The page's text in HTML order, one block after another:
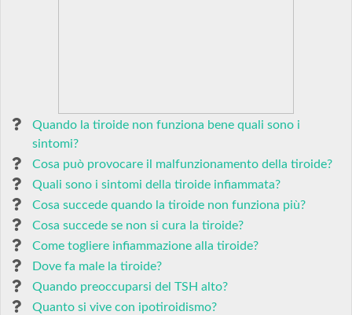
Quando la tiroide non funziona bene quali sono i
sintomi?
Cosa può provocare il malfunzionamento della tiroide?
Quali sono i sintomi della tiroide infiammata?
Cosa succede quando la tiroide non funziona più?
Cosa succede se non si cura la tiroide?
Come togliere infiammazione alla tiroide?
Dove fa male la tiroide?
Quando preoccuparsi del TSH alto?
Quanto si vive con ipotiroidismo?